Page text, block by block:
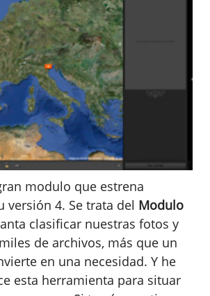
modulo que estrena
versión 4. Se trata del Modulo
clasificar nuestras fotos y
de archivos, más que un
en una necesidad. Y he
esta herramienta para situar